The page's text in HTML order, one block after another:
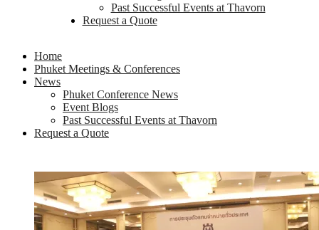
Past Successful Events at Thavorn
Request a Quote
Home
Phuket Meetings & Conferences
News
Phuket Conference News
Event Blogs
Past Successful Events at Thavorn
Request a Quote